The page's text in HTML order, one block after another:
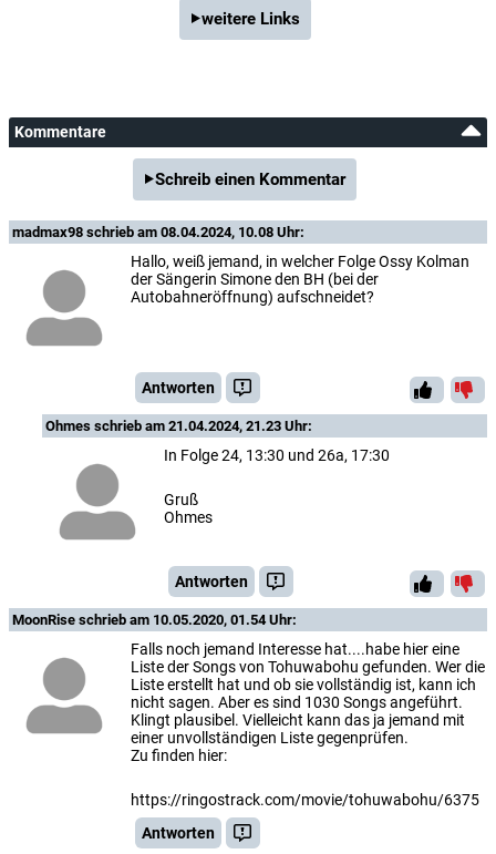
weitere Links
Kommentare
Schreib einen Kommentar
madmax98 schrieb am 08.04.2024, 10.08 Uhr:
Hallo, weiß jemand, in welcher Folge Ossy Kolman
der Sängerin Simone den BH (bei der
Autobahneröffnung) aufschneidet?
Antworten
Ohmes schrieb am 21.04.2024, 21.23 Uhr:
In Folge 24, 13:30 und 26a, 17:30
Gruß
Ohmes
Antworten
MoonRise schrieb am 10.05.2020, 01.54 Uhr:
Falls noch jemand Interesse hat....habe hier eine
Liste der Songs von Tohuwabohu gefunden. Wer die
Liste erstellt hat und ob sie vollständig ist, kann ich
nicht sagen. Aber es sind 1030 Songs angeführt.
Klingt plausibel. Vielleicht kann das ja jemand mit
einer unvollständigen Liste gegenprüfen.
Zu finden hier:
https://ringostrack.com/movie/tohuwabohu/6375
Antworten